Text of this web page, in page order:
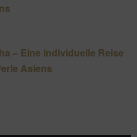
– Eine individuelle Reise
Asiens